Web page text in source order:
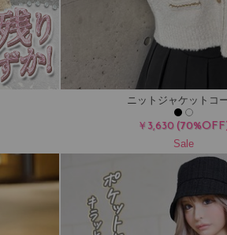
ニットジャケットコ
￥3,630
Sale